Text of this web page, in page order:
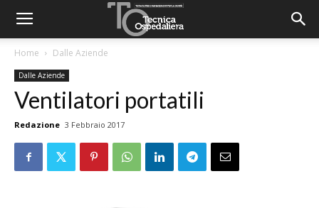
Home Dalle Aziende
Dalle Aziende
Ventilatori portatili
Redazione 3 Febbraio 2017